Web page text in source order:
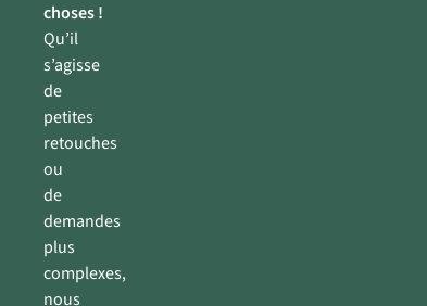
choses !
Qu’il
s’agisse
de
petites
retouches
ou
de
demandes
plus
complexes,
nous